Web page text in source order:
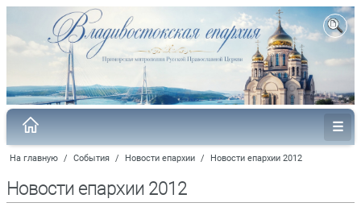
На главную / События / Новости епархии / Новости епархии 2012
Новости епархии 2012